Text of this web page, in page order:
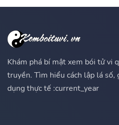
Khám phá bí mật xem bói tử vi
truyền. Tìm hiểu cách lập lá số,
dụng thực tế :current_year